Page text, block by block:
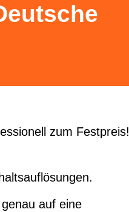
zum Festpreis!
auf eine